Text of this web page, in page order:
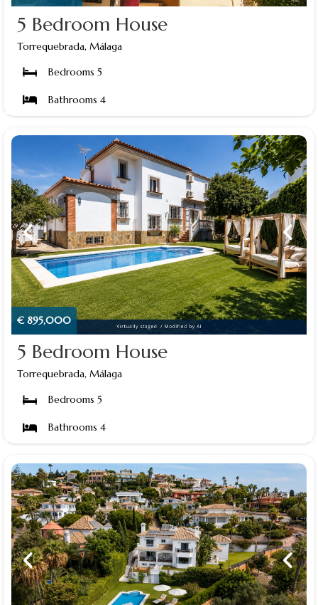
5 Bedroom House
Torrequebrada, Málaga
Bedrooms 5
Bathrooms 4
€ 895,000
5 Bedroom House
Torrequebrada, Málaga
Bedrooms 5
Bathrooms 4